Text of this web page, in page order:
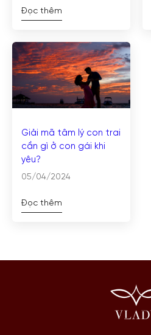
Đọc thêm
Giải mã tâm lý con trai
cần gì ở con gái khi
yêu?
05/04/2024
Đọc thêm